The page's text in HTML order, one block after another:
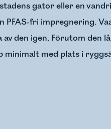
gator eller en
PFAS-fri impregnering.
den igen. Förutom den
med plats i